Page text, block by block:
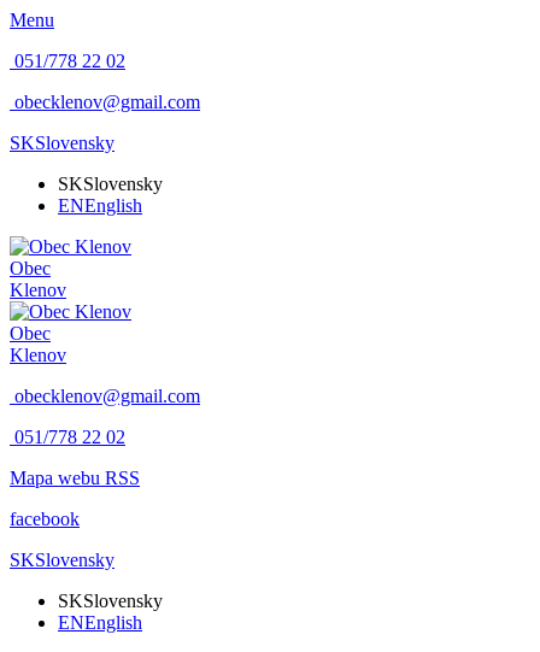
Menu
051/778 22 02
obecklenov@gmail.com
SKSlovensky
SKSlovensky
ENEnglish
Obec
Klenov
Obec
Klenov
obecklenov@gmail.com
051/778 22 02
Mapa webu RSS
facebook
SKSlovensky
SKSlovensky
ENEnglish